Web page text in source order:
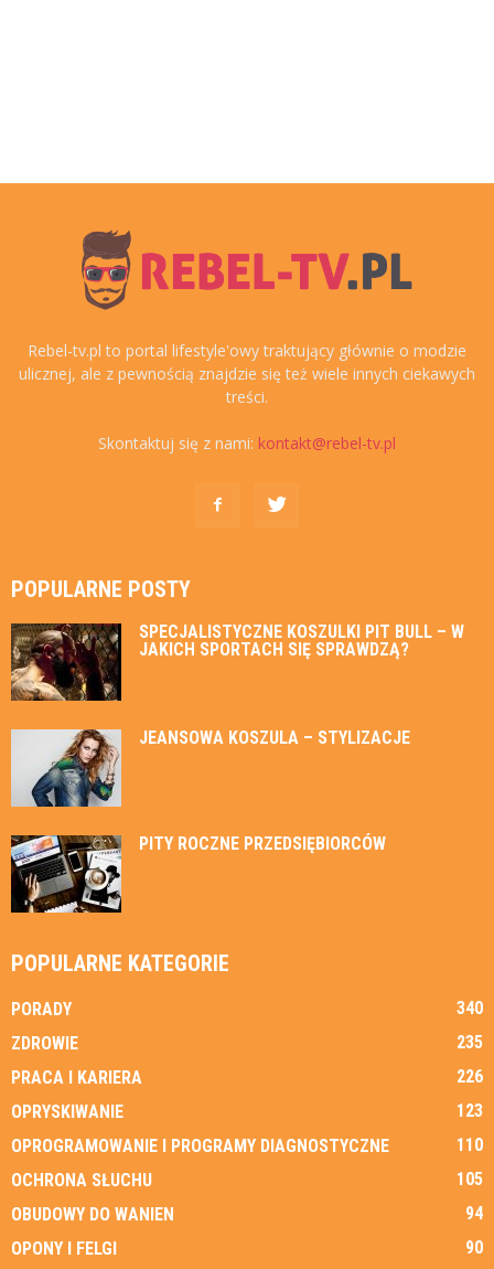
Rebel-tv.pl to portal lifestyle'owy traktujący głównie o modzie
ulicznej, ale z pewnością znajdzie się też wiele innych ciekawych
treści.
Skontaktuj się z nami: kontakt@rebel-tv.pl
POPULARNE POSTY
SPECJALISTYCZNE KOSZULKI PIT BULL – W
JAKICH SPORTACH SIĘ SPRAWDZĄ?
JEANSOWA KOSZULA – STYLIZACJE
PITY ROCZNE PRZEDSIĘBIORCÓW
POPULARNE KATEGORIE
PORADY
340
ZDROWIE
235
PRACA I KARIERA
226
OPRYSKIWANIE
123
OPROGRAMOWANIE I PROGRAMY DIAGNOSTYCZNE
110
OCHRONA SŁUCHU
105
OBUDOWY DO WANIEN
94
OPONY I FELGI
90